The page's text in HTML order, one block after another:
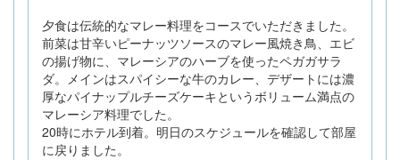
夕食は伝統的なマレー料理をコースでいただきました。
前菜は甘辛いピーナッツソースのマレー風焼き鳥、エビ
の揚げ物に、マレーシアのハーブを使ったペガガサラ
ダ。メインはスパイシーな牛のカレー、デザートには濃
厚なパイナップルチーズケーキというボリューム満点の
マレーシア料理でした。
20時にホテル到着。明日のスケジュールを確認して部屋
に戻りました。